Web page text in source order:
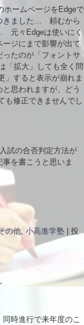
ホームページをEdgeで
きました… 頼むから
元々Edgeは使いにく
ージにまで影響が出て
たのが「フォントサ
「拡大」しても全く問
」すると表示が崩れま
思われますが、どう
も修正できませんでし
試の合否判定方法が
を書こうと思いま
の他 小高進学塾 | 投
時進行で来年度のこ